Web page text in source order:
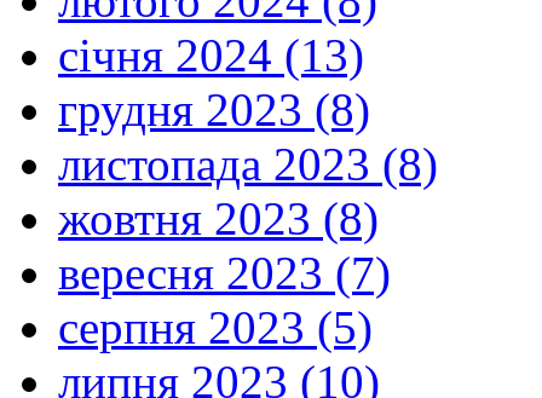
січня 2024 (13)
грудня 2023 (8)
листопада 2023 (8)
жовтня 2023 (8)
вересня 2023 (7)
серпня 2023 (5)
липня 2023 (10)